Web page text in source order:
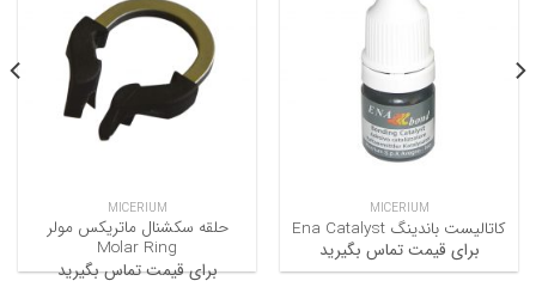
MICERIUM
کاتالیست باندینگ Ena Catalyst
برای قیمت تماس بگیرید
MICERIUM
حلقه سکشنال ماتریکس مولر
Molar Ring
برای قیمت تماس بگیرید